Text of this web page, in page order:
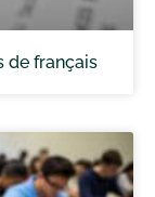
de français